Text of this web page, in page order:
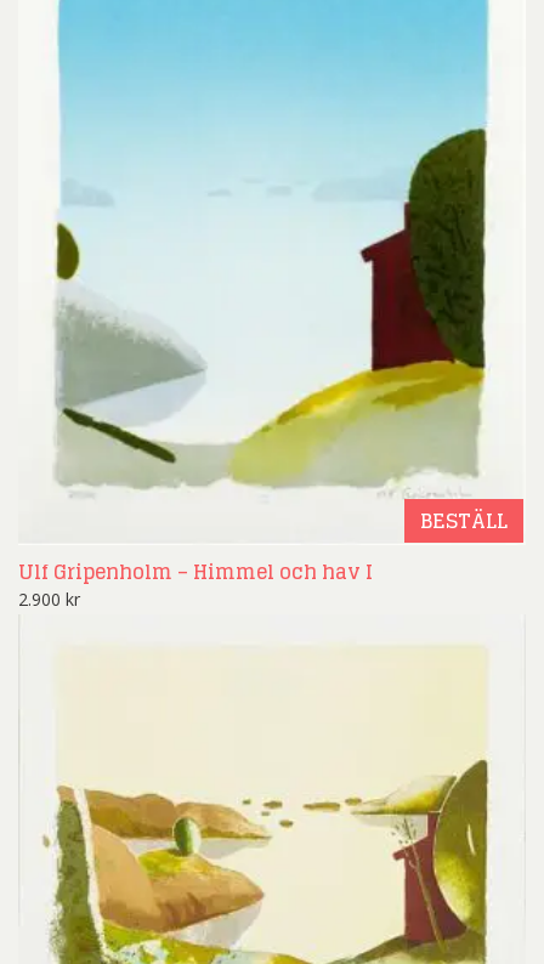
BESTÄLL
Ulf Gripenholm – Himmel och hav I
2.900 kr